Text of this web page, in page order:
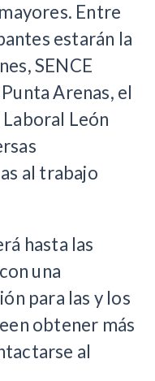
Entre
estarán la
SENCE
Arenas, el
León
al trabajo
hasta las
una
para las y los
obtener más
al